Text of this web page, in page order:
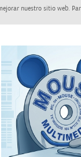
nuestro sitio web.